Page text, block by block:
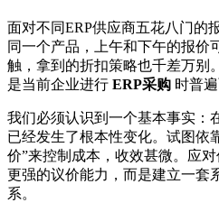
面对不同ERP供应商五花八门的
同一个产品，上午和下午的报价
触，拿到的折扣策略也千差万别
是当前企业进行 ERP采购 时普
我们必须认识到一个基本事实：
已经发生了根本性变化。试图依
价”来控制成本，收效甚微。应
更强的议价能力，而是建立一套
系。